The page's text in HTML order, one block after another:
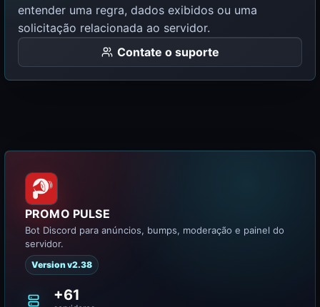
entender uma regra, dados exibidos ou uma
solicitação relacionada ao servidor.
Contate o suporte
PROMO PULSE
Bot Discord para anúncios, bumps, moderação e painel do
servidor.
Version v2.38
+61